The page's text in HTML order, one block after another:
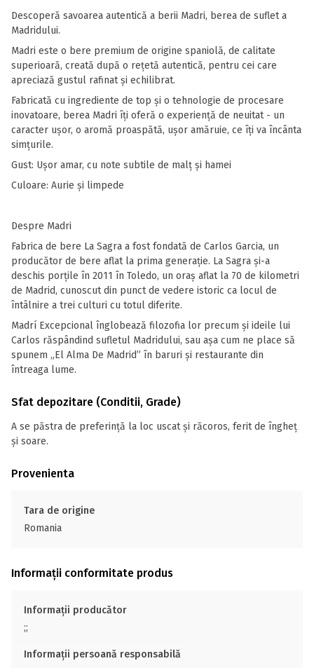
Descoperă savoarea autentică a berii Madri, berea de suflet a
Madridului.
Madri este o bere premium de origine spaniolă, de calitate
superioară, creată după o rețetă autentică, pentru cei care
apreciază gustul rafinat și echilibrat.
Fabricată cu ingrediente de top și o tehnologie de procesare
inovatoare, berea Madri îți oferă o experiență de neuitat - un
caracter ușor, o aromă proaspătă, ușor amăruie, ce îți va încânta
simțurile.
Gust: Ușor amar, cu note subtile de malț și hamei
Culoare: Aurie și limpede
Despre Madri
Fabrica de bere La Sagra a fost fondată de Carlos Garcia, un
producător de bere aflat la prima generație. La Sagra și-a
deschis porțile în 2011 în Toledo, un oraș aflat la 70 de kilometri
de Madrid, cunoscut din punct de vedere istoric ca locul de
întâlnire a trei culturi cu totul diferite.
Madrí Excepcional înglobează filozofia lor precum și ideile lui
Carlos răspândind sufletul Madridului, sau așa cum ne place să
spunem „El Alma De Madrid” în baruri și restaurante din
întreaga lume.
Sfat depozitare (Conditii, Grade)
A se păstra de preferință la loc uscat și răcoros, ferit de îngheț
și soare.
Provenienta
Tara de origine
Romania
Informații conformitate produs
Informații producător
;;
Informații persoană responsabilă